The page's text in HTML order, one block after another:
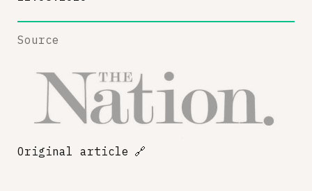
Source
Original article 🔗